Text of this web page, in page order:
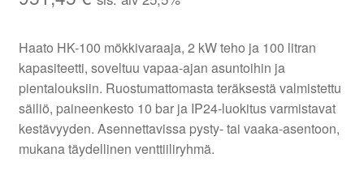
Haato HK-100 mökkivaraaja, 2 kW teho ja 100 litran
kapasiteetti, soveltuu vapaa-ajan asuntoihin ja
pientalouksiin. Ruostumattomasta teräksestä valmistettu
säiliö, paineenkesto 10 bar ja IP24-luokitus varmistavat
kestävyyden. Asennettavissa pysty- tai vaaka-asentoon,
mukana täydellinen venttiiliryhmä.